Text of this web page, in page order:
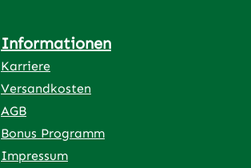
Informationen
Karriere
Versandkosten
AGB
Bonus Programm
Impressum